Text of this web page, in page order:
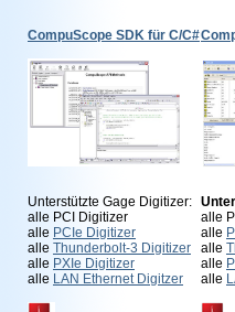
CompuScope SDK für C/C#
Unterstützte Gage Digitizer:
alle PCI Digitizer
alle PCIe Digitizer
alle Thunderbolt-3 Digitizer
alle PXIe Digitizer
alle LAN Ethernet Digitzer
alle
alle
alle
alle
alle